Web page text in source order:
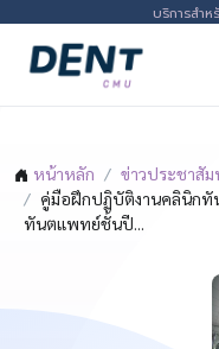
บริการสำห
หน้าหลัก
ข่าวประชาสั
คู่มือฝึกปฏิบัติงานคลินิกทั
ทันตแพทย์ชั้นปี...